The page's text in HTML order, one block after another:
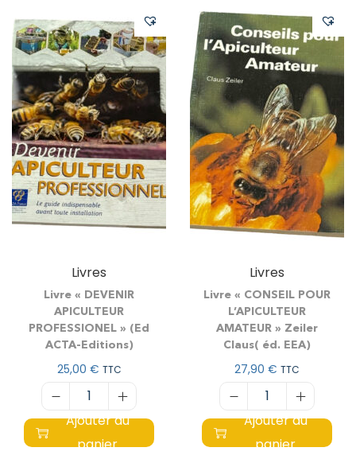
Livres
Livre « DEVENIR
APICULTEUR
PROFESSIONEL » (Ed
ACTA-Editions)
25,00 € TTC
Ajouter au
panier
Livres
Livre « CONSEIL POUR
L’APICULTEUR
AMATEUR » Zeiler
Claus( éd. EEA)
27,90 € TTC
Ajouter au
panier